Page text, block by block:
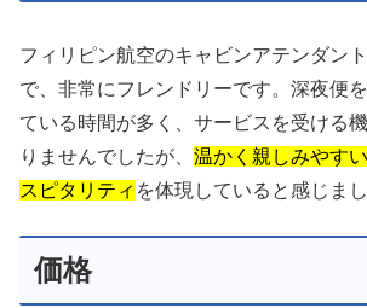
フィリピン航空のキャビンアテンダン
で、非常にフレンドリーです。深夜便
ている時間が多く、サービスを受ける
りませんでしたが、 温かく親しみやす
スピタリティ を体現していると感じまし
価格